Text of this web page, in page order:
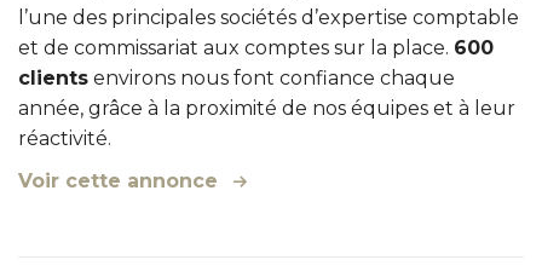
l’une des principales sociétés d’expertise comptable
et de commissariat aux comptes sur la place. 600
clients environs nous font confiance chaque
année, grâce à la proximité de nos équipes et à leur
réactivité.
Voir cette annonce